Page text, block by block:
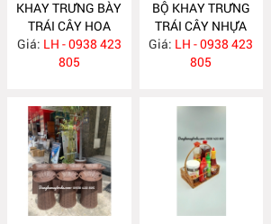
KHAY TRƯNG BÀY
TRÁI CÂY HOA
QUẢ SIÊU THỊ
NH347
Giá: LH - 0938 423
805
BỘ KHAY TRƯNG
TRÁI CÂY NHỰA
GIẢ MÂY NH324
Giá: LH - 0938 423
805